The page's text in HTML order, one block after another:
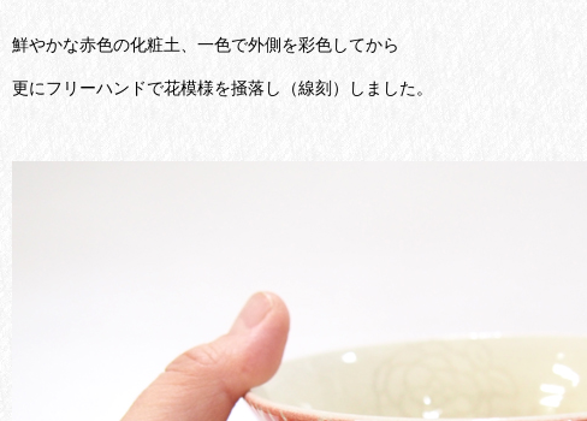
鮮やかな赤色の化粧土、一色で外側を彩色してから
更にフリーハンドで花模様を掻落し（線刻）しました。